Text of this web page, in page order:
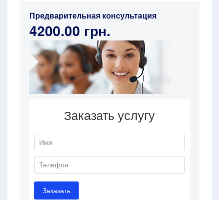
Предварительная консультация
4200.00 грн.